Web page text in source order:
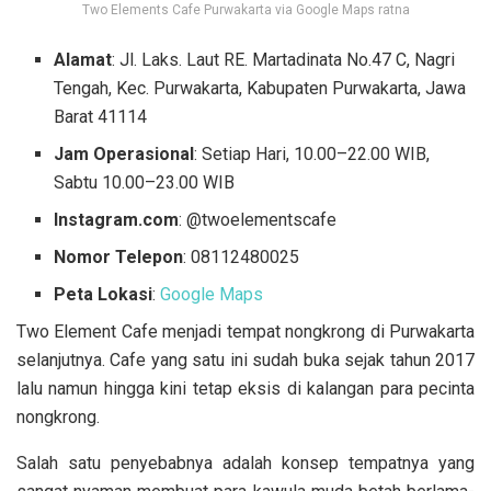
Two Elements Cafe Purwakarta via Google Maps ratna
Alamat: Jl. Laks. Laut RE. Martadinata No.47 C, Nagri
Tengah, Kec. Purwakarta, Kabupaten Purwakarta, Jawa
Barat 41114
Jam Operasional: Setiap Hari, 10.00–22.00 WIB,
Sabtu 10.00–23.00 WIB
Instagram.com: @twoelementscafe
Nomor Telepon: 08112480025
Peta Lokasi:Google Maps
Two Element Cafe menjadi tempat nongkrong di Purwakarta
selanjutnya. Cafe yang satu ini sudah buka sejak tahun 2017
lalu namun hingga kini tetap eksis di kalangan para pecinta
nongkrong.
Salah satu penyebabnya adalah konsep tempatnya yang